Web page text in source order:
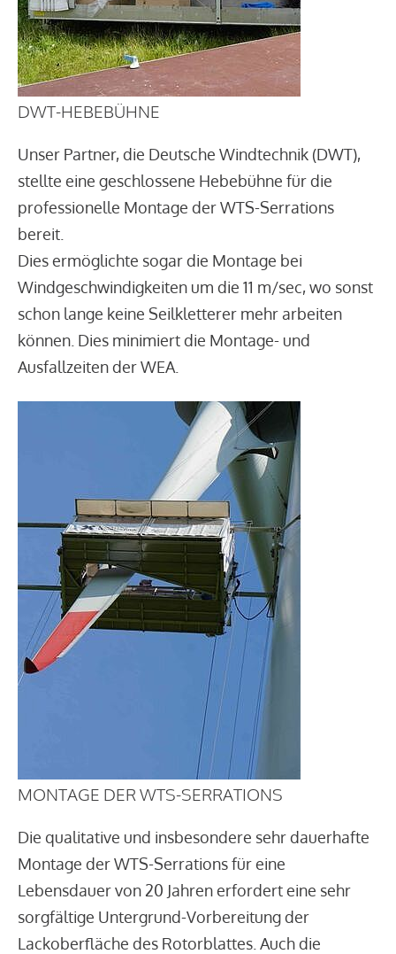
DWT-HEBEBÜHNE
Unser Partner, die Deutsche Windtechnik (DWT),
stellte eine geschlossene Hebebühne für die
professionelle Montage der WTS-Serrations
bereit.
Dies ermöglichte sogar die Montage bei
Windgeschwindigkeiten um die 11 m/sec, wo sonst
schon lange keine Seilkletterer mehr arbeiten
können. Dies minimiert die Montage- und
Ausfallzeiten der WEA.
MONTAGE DER WTS-SERRATIONS
Die qualitative und insbesondere sehr dauerhafte
Montage der WTS-Serrations für eine
Lebensdauer von 20 Jahren erfordert eine sehr
sorgfältige Untergrund-Vorbereitung der
Lackoberfläche des Rotorblattes. Auch die